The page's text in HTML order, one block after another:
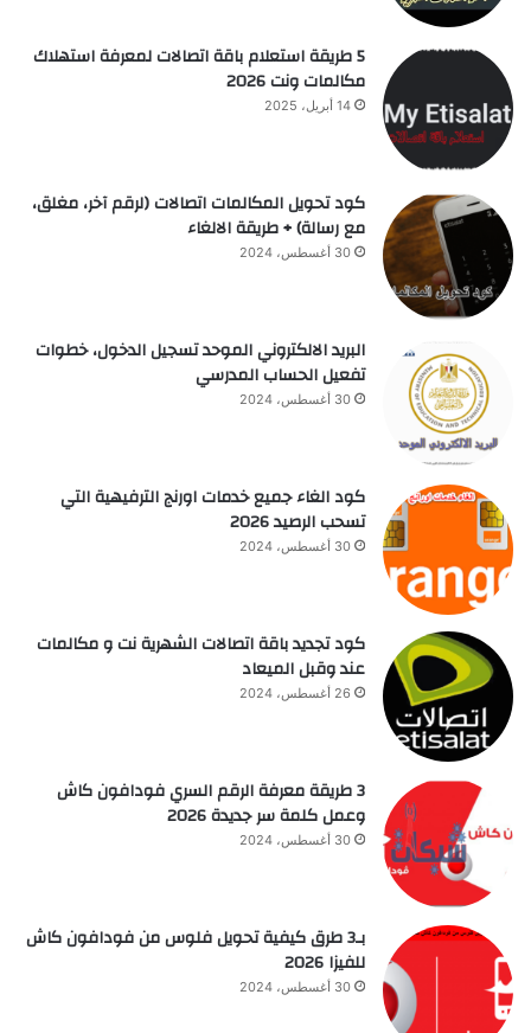
5 طريقة استعلام باقة اتصالات لمعرفة استهلاك
مكالمات ونت 2026
14 أبريل، 2025
كود تحويل المكالمات اتصالات (لرقم آخر، مغلق،
مع رسالة) + طريقة الالغاء
30 أغسطس، 2024
البريد الالكتروني الموحد تسجيل الدخول، خطوات
تفعيل الحساب المدرسي
30 أغسطس، 2024
كود الغاء جميع خدمات اورنج الترفيهية التي
تسحب الرصيد 2026
30 أغسطس، 2024
كود تجديد باقة اتصالات الشهرية نت و مكالمات
عند وقبل الميعاد
26 أغسطس، 2024
3 طريقة معرفة الرقم السري فودافون كاش
وعمل كلمة سر جديدة 2026
30 أغسطس، 2024
بـ3 طرق كيفية تحويل فلوس من فودافون كاش
للفيزا 2026
30 أغسطس، 2024